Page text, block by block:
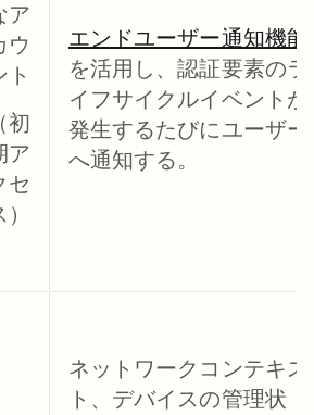
ア
ウ
ト
（初
ア
セ
エンドユーザー通知機能
を活用し、認証要素のラ
イフサイクルイベントが
発生するたびにユーザー
へ通知する。
ネットワークコンテキス
ト、デバイスの管理状